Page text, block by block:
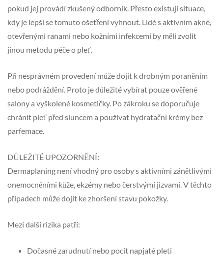
pokud jej provádí zkušený odborník. Přesto existují situace,
kdy je lepší se tomuto ošetření vyhnout. Lidé s aktivním akné,
otevřenými ranami nebo kožními infekcemi by měli zvolit
jinou metodu péče o pleť.
Při nesprávném provedení může dojít k drobným poraněním
nebo podráždění. Proto je důležité vybírat pouze ověřené
salony a vyškolené kosmetičky. Po zákroku se doporučuje
chránit pleť před sluncem a používat hydratační krémy bez
parfemace.
DŮLEŽITÉ UPOZORNĚNÍ:
Dermaplaning není vhodný pro osoby s aktivními zánětlivými
onemocněními kůže, ekzémy nebo čerstvými jizvami. V těchto
případech může dojít ke zhoršení stavu pokožky.
Mezi další rizika patří:
Dočasné zarudnutí nebo pocit napjaté pleti